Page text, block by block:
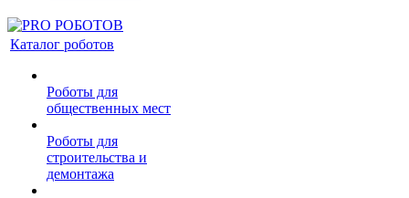
Каталог роботов
Роботы для
общественных мест
Роботы для
строительства и
демонтажа